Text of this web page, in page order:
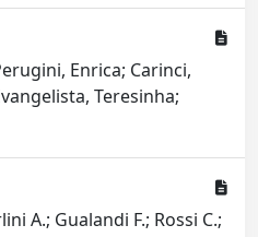
Enrica; Carinci,
Teresinha;
A.; Gualandi F.; Rossi C.;